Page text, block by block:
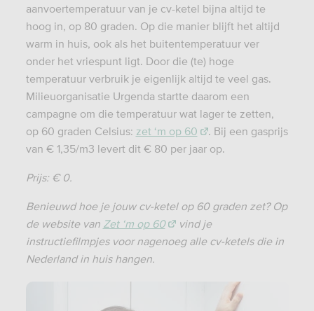
aanvoertemperatuur van je cv-ketel bijna altijd te
hoog in, op 80 graden. Op die manier blijft het altijd
warm in huis, ook als het buitentemperatuur ver
onder het vriespunt ligt. Door die (te) hoge
temperatuur verbruik je eigenlijk altijd te veel gas.
Milieuorganisatie Urgenda startte daarom een
campagne om die temperatuur wat lager te zetten,
op 60 graden Celsius: zet ‘m op 60
. Bij een gasprijs
van € 1,35/m3 levert dit € 80 per jaar op.
Prijs: € 0.
Benieuwd hoe je jouw cv-ketel op 60 graden zet? Op
de website van Zet ‘m op 60
vind je
instructiefilmpjes voor nagenoeg alle cv-ketels die in
Nederland in huis hangen.